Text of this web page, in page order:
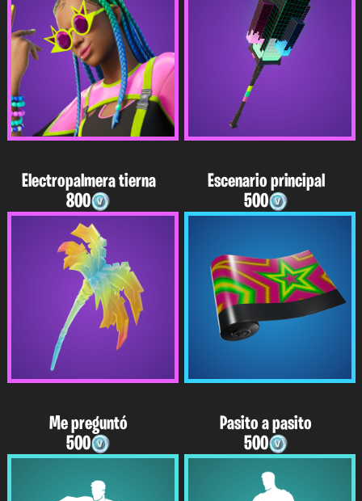
Electropalmera tierna
800
Escenario principal
500
Me preguntó
500
Pasito a pasito
500